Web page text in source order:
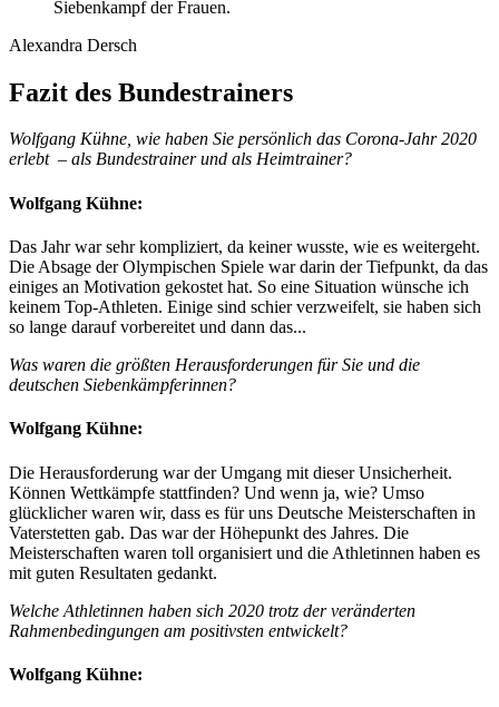
Siebenkampf der Frauen.
Alexandra Dersch
Fazit des Bundestrainers
Wolfgang Kühne, wie haben Sie persönlich das Corona-Jahr 2020
erlebt – als Bundestrainer und als Heimtrainer?
Wolfgang Kühne:
Das Jahr war sehr kompliziert, da keiner wusste, wie es weitergeht.
Die Absage der Olympischen Spiele war darin der Tiefpunkt, da das
einiges an Motivation gekostet hat. So eine Situation wünsche ich
keinem Top-Athleten. Einige sind schier verzweifelt, sie haben sich
so lange darauf vorbereitet und dann das...
Was waren die größten Herausforderungen für Sie und die
deutschen Siebenkämpferinnen?
Wolfgang Kühne:
Die Herausforderung war der Umgang mit dieser Unsicherheit.
Können Wettkämpfe stattfinden? Und wenn ja, wie? Umso
glücklicher waren wir, dass es für uns Deutsche Meisterschaften in
Vaterstetten gab. Das war der Höhepunkt des Jahres. Die
Meisterschaften waren toll organisiert und die Athletinnen haben es
mit guten Resultaten gedankt.
Welche Athletinnen haben sich 2020 trotz der veränderten
Rahmenbedingungen am positivsten entwickelt?
Wolfgang Kühne: